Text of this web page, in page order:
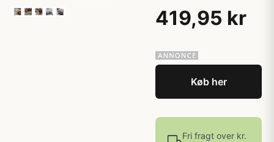
419,95 kr
Køb her
Fri fragt over kr.